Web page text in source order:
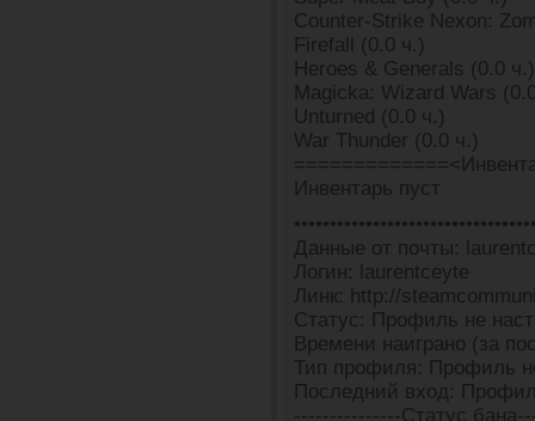
Counter-Strike Nexon:
Firefall (0.0 ч.)
Heroes & Generals (0.0 ч.)
Magicka: Wizard Wars
Unturned (0.0 ч.)
War Thunder (0.0 ч.)
Инвентарь пуст
Данные от почты:
Логин: laurentceyte
Линк: http://
Статус: Профиль не
Времени наиграно (за
Тип профиля: Профиль
Последний вход:
---------------Статус